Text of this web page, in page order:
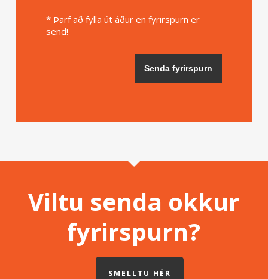
* Þarf að fylla út áður en fyrirspurn er
send!
Viltu senda okkur
fyrirspurn?
SMELLTU HÉR